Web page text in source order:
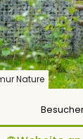
Nature